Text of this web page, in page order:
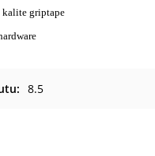
kalite griptape
8.5